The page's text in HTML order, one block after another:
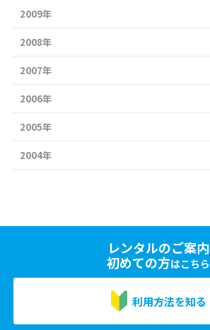
2009年
2008年
2007年
2006年
2005年
2004年
レンタルのご案内
初めての方はこちら
利用方法を知る